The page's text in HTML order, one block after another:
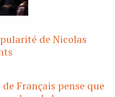
de Nicolas
Français pense que